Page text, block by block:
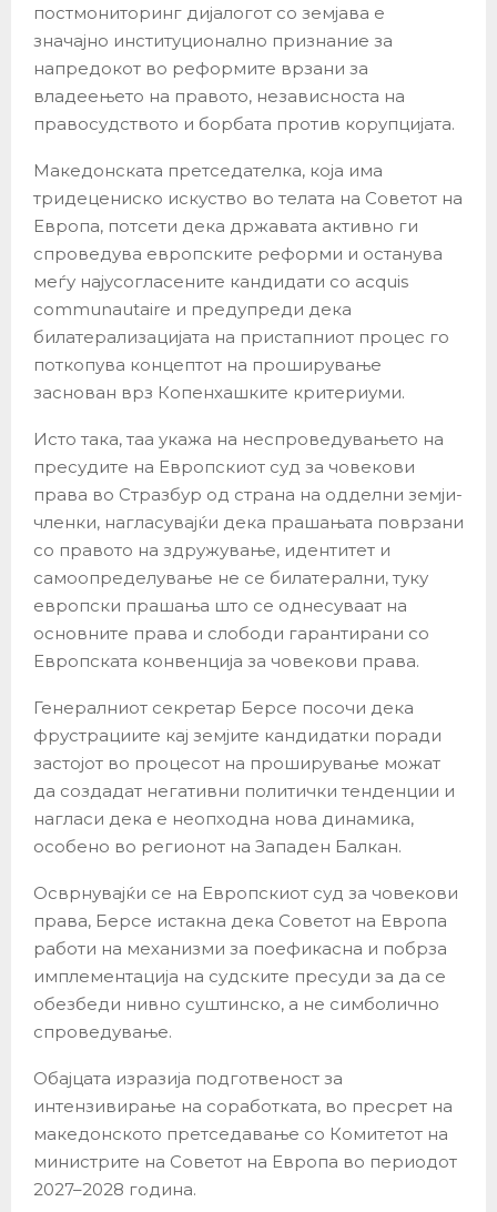
постмониторинг дијалогот со земјава е
значајно институционално признание за
напредокот во реформите врзани за
владеењето на правото, независноста на
правосудството и борбата против корупцијата.
Македонската претседателка, која има
тридецениско искуство во телата на Советот на
Европа, потсети дека државата активно ги
спроведува европските реформи и останува
меѓу најусогласените кандидати со acquis
communautaire и предупреди дека
билатерализацијата на пристапниот процес го
поткопува концептот на проширување
заснован врз Копенхашките критериуми.
Исто така, таа укажа на неспроведувањето на
пресудите на Европскиот суд за човекови
права во Стразбур од страна на одделни земји-
членки, нагласувајќи дека прашањата поврзани
со правото на здружување, идентитет и
самоопределување не се билатерални, туку
европски прашања што се однесуваат на
основните права и слободи гарантирани со
Европската конвенција за човекови права.
Генералниот секретар Берсе посочи дека
фрустрациите кај земјите кандидатки поради
застојот во процесот на проширување можат
да создадат негативни политички тенденции и
нагласи дека е неопходна нова динамика,
особено во регионот на Западен Балкан.
Осврнувајќи се на Европскиот суд за човекови
права, Берсе истакна дека Советот на Европа
работи на механизми за поефикасна и побрза
имплементација на судските пресуди за да се
обезбеди нивно суштинско, а не симболично
спроведување.
Обајцата изразија подготвеност за
интензивирање на соработката, во пресрет на
македонското претседавање со Комитетот на
министрите на Советот на Европа во периодот
2027–2028 година.